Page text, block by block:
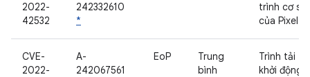
2022-
42532
242332610
*
trình cơ sở
của Pixel
CVE-
2022-
A-
242067561
EoP
Trung
bình
Trình tải
khởi động